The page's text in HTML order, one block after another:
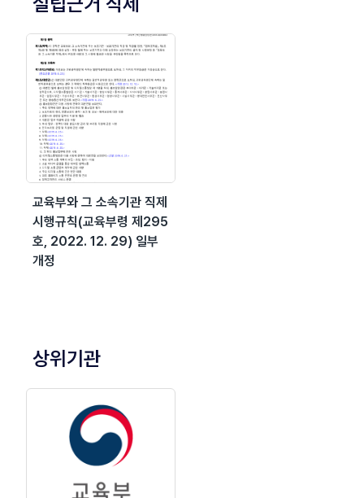
교육부와 그 소속기관 직제
시행규칙(교육부령 제295
호, 2022. 12. 29) 일부
개정
상위기관